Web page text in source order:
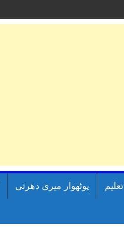
تعلیم پوٹھوار میری دھرتی